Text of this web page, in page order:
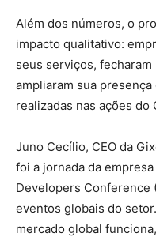
Além dos números, o
impacto qualitativo:
seus serviços,
ampliaram sua
realizadas nas ações do
Juno Cecílio, CEO da
foi a jornada da
Developers Conference
eventos globais do
mercado global